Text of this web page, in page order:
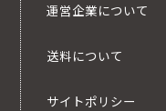
運営企業について
送料について
サイトポリシー